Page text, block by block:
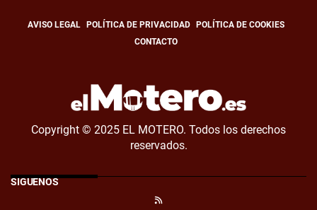
AVISO LEGAL POLÍTICA DE PRIVACIDAD
POLÍTICA DE COOKIES
CONTACTO
Copyright © 2025 EL MOTERO. Todos los derechos
reservados.
SÍGUENOS